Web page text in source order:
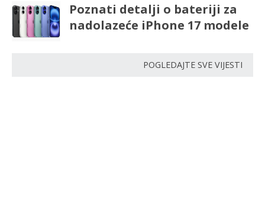
Poznati detalji o bateriji za
nadolazeće iPhone 17 modele
POGLEDAJTE SVE VIJESTI